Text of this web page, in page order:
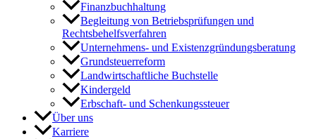
Finanzbuchhaltung
Begleitung von Betriebsprüfungen und
Rechtsbehelfsverfahren
Unternehmens- und Existenzgründungsberatung
Grundsteuerreform
Landwirtschaftliche Buchstelle
Kindergeld
Erbschaft- und Schenkungssteuer
Über uns
Karriere